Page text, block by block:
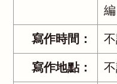
寫作時間：
寫作地點：